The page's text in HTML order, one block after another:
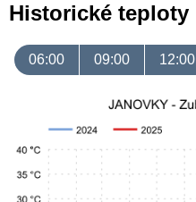
Historické teploty
06:00 09:00 12:00